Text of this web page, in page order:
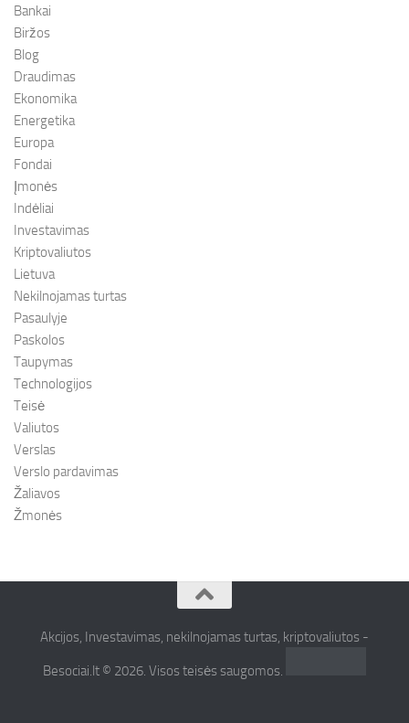
Bankai
Biržos
Blog
Draudimas
Ekonomika
Energetika
Europa
Fondai
Įmonės
Indėliai
Investavimas
Kriptovaliutos
Lietuva
Nekilnojamas turtas
Pasaulyje
Paskolos
Taupymas
Technologijos
Teisė
Valiutos
Verslas
Verslo pardavimas
Žaliavos
Žmonės
Akcijos, Investavimas, nekilnojamas turtas, kriptovaliutos -
Besociai.lt © 2026. Visos teisės saugomos.